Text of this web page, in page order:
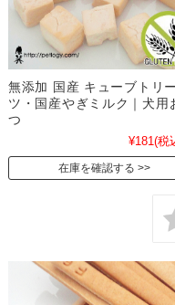
無添加 国産 キューブトリー
ツ・国産やぎミルク｜犬用
つ
¥181 (税
在庫を確認する